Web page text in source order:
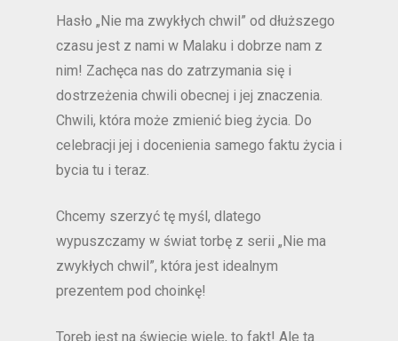
Hasło „Nie ma zwykłych chwil” od dłuższego
czasu jest z nami w Malaku i dobrze nam z
nim! Zachęca nas do zatrzymania się i
dostrzeżenia chwili obecnej i jej znaczenia.
Chwili, która może zmienić bieg życia. Do
celebracji jej i docenienia samego faktu życia i
bycia tu i teraz.
Chcemy szerzyć tę myśl, dlatego
wypuszczamy w świat torbę z serii „Nie ma
zwykłych chwil”, która jest idealnym
prezentem pod choinkę!
Toreb jest na świecie wiele, to fakt! Ale ta